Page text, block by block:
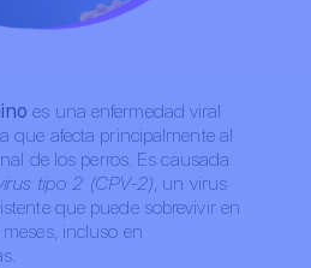
es una enfermedad viral
que afecta principalmente al
de los perros. Es causada
tipo 2 (CPV-2), un virus
que puede sobrevivir en
incluso en